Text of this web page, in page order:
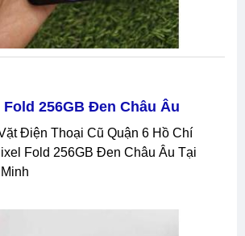
256GB Đen Châu Âu
Fold 256GB Đen Châu Âu Tại